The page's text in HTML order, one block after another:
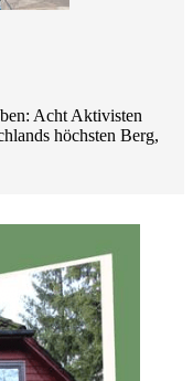
Acht Aktivisten
höchsten Berg,